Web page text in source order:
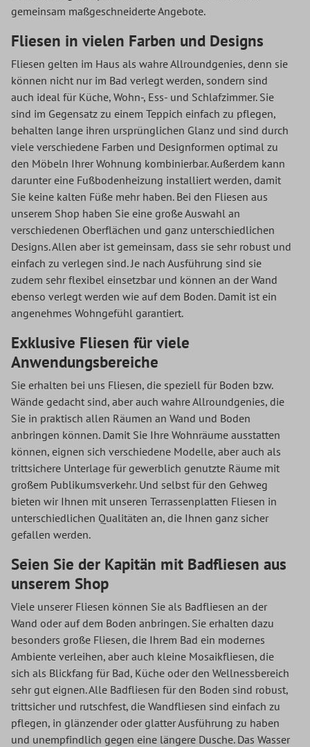
gemeinsam maßgeschneiderte Angebote.
Fliesen in vielen Farben und Designs
Fliesen gelten im Haus als wahre Allroundgenies, denn sie
können nicht nur im Bad verlegt werden, sondern sind
auch ideal für Küche, Wohn-, Ess- und Schlafzimmer. Sie
sind im Gegensatz zu einem Teppich einfach zu pflegen,
behalten lange ihren ursprünglichen Glanz und sind durch
viele verschiedene Farben und Designformen optimal zu
den Möbeln Ihrer Wohnung kombinierbar. Außerdem kann
darunter eine Fußbodenheizung installiert werden, damit
Sie keine kalten Füße mehr haben. Bei den Fliesen aus
unserem Shop haben Sie eine große Auswahl an
verschiedenen Oberflächen und ganz unterschiedlichen
Designs. Allen aber ist gemeinsam, dass sie sehr robust und
einfach zu verlegen sind. Je nach Ausführung sind sie
zudem sehr flexibel einsetzbar und können an der Wand
ebenso verlegt werden wie auf dem Boden. Damit ist ein
angenehmes Wohngefühl garantiert.
Exklusive Fliesen für viele
Anwendungsbereiche
Sie erhalten bei uns Fliesen, die speziell für Boden bzw.
Wände gedacht sind, aber auch wahre Allroundgenies, die
Sie in praktisch allen Räumen an Wand und Boden
anbringen können. Damit Sie Ihre Wohnräume ausstatten
können, eignen sich verschiedene Modelle, aber auch als
trittsichere Unterlage für gewerblich genutzte Räume mit
großem Publikumsverkehr. Und selbst für den Gehweg
bieten wir Ihnen mit unseren Terrassenplatten Fliesen in
unterschiedlichen Qualitäten an, die Ihnen ganz sicher
gefallen werden.
Seien Sie der Kapitän mit Badfliesen aus
unserem Shop
Viele unserer Fliesen können Sie als Badfliesen an der
Wand oder auf dem Boden anbringen. Sie erhalten dazu
besonders große Fliesen, die Ihrem Bad ein modernes
Ambiente verleihen, aber auch kleine Mosaikfliesen, die
sich als Blickfang für Bad, Küche oder den Wellnessbereich
sehr gut eignen. Alle Badfliesen für den Boden sind robust,
trittsicher und rutschfest, die Wandfliesen sind einfach zu
pflegen, in glänzender oder glatter Ausführung zu haben
und unempfindlich gegen eine längere Dusche. Das Wasser